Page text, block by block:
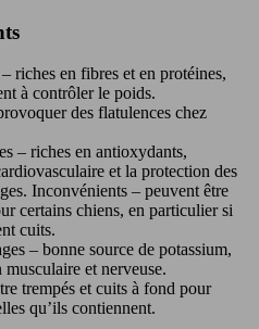
riches en fibres et en protéines,
à contrôler le poids.
des flatulences chez
– riches en antioxydants,
et la protection des
Inconvénients – peuvent être
certains chiens, en particulier si
cuits.
– bonne source de potassium,
et nerveuse.
trempés et cuits à fond pour
qu’ils contiennent.